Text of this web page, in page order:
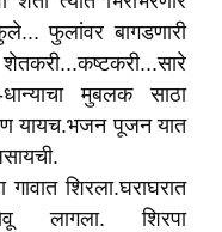
फुलांवर बागडणारी
मुबलक साठा
यायच.भजन पूजन यात
शिरला.घराघरात
लागला. शिरपा